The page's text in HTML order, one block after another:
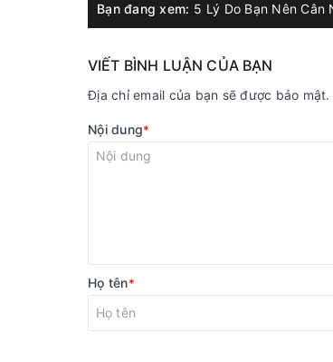
Bạn đang xem: 5 Lý Do Bạn Nên Cân
VIẾT BÌNH LUẬN CỦA BẠN
Địa chỉ email của bạn sẽ được bảo
Nội dung*
Họ tên*